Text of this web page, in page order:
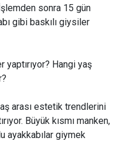
sonra 15 gün
gibi baskılı giysiler
Hangi yaş
arası estetik trendlerini
Büyük kısmı manken,
ayakkabılar giymek